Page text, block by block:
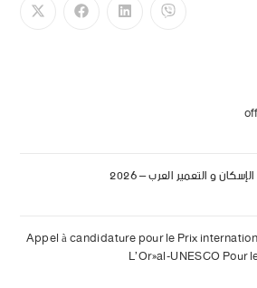
و التعمير العرب – 2026
Appel à candidature pour le Prix
L’Oréal-UNESCO